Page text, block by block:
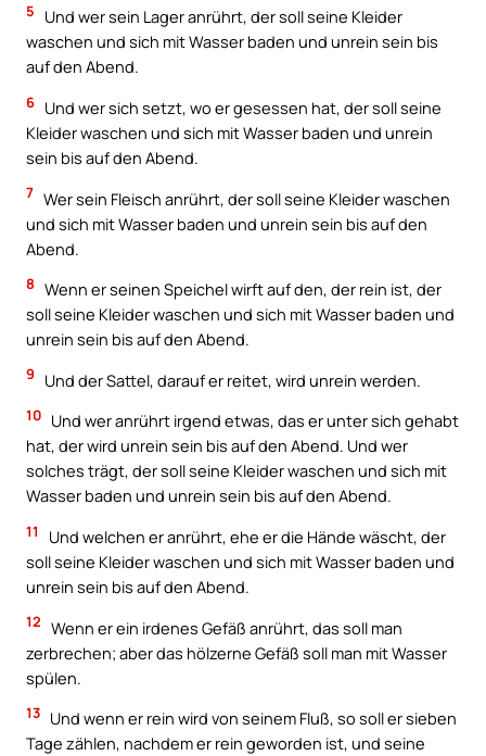
5
Und wer sein Lager anrührt, der soll seine Kleider
waschen und sich mit Wasser baden und unrein sein bis
auf den Abend.
6 Und wer sich setzt, wo er gesessen hat, der soll seine
Kleider waschen und sich mit Wasser baden und unrein
sein bis auf den Abend.
7 Wer sein Fleisch anrührt, der soll seine Kleider waschen
und sich mit Wasser baden und unrein sein bis auf den
Abend.
8 Wenn er seinen Speichel wirft auf den, der rein ist, der
soll seine Kleider waschen und sich mit Wasser baden und
unrein sein bis auf den Abend.
9 Und der Sattel, darauf er reitet, wird unrein werden.
10 Und wer anrührt irgend etwas, das er unter sich gehabt
hat, der wird unrein sein bis auf den Abend. Und wer
solches trägt, der soll seine Kleider waschen und sich mit
Wasser baden und unrein sein bis auf den Abend.
11
Und welchen er anrührt, ehe er die Hände wäscht, der
soll seine Kleider waschen und sich mit Wasser baden und
unrein sein bis auf den Abend.
12 Wenn er ein irdenes Gefäß anrührt, das soll man
zerbrechen; aber das hölzerne Gefäß soll man mit Wasser
spülen.
13 Und wenn er rein wird von seinem Fluß, so soll er sieben
Tage zählen, nachdem er rein geworden ist, und seine